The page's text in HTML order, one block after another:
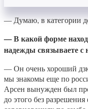
— Думаю, в категории
— В какой форме
надежды связываете с
— Он очень хороший
мы знакомы еще по
Арсен вынужден был
до этого без